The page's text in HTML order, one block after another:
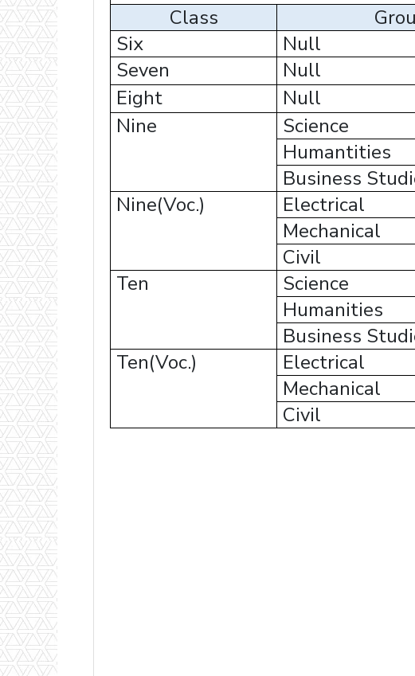
Class
Six
Null
Seven
Null
Eight
Null
Nine
Science
Humantities
Business
Nine(Voc.)
Electrical
Mechanical
Civil
Ten
Science
Humanities
Business
Ten(Voc.)
Electrical
Mechanical
Civil